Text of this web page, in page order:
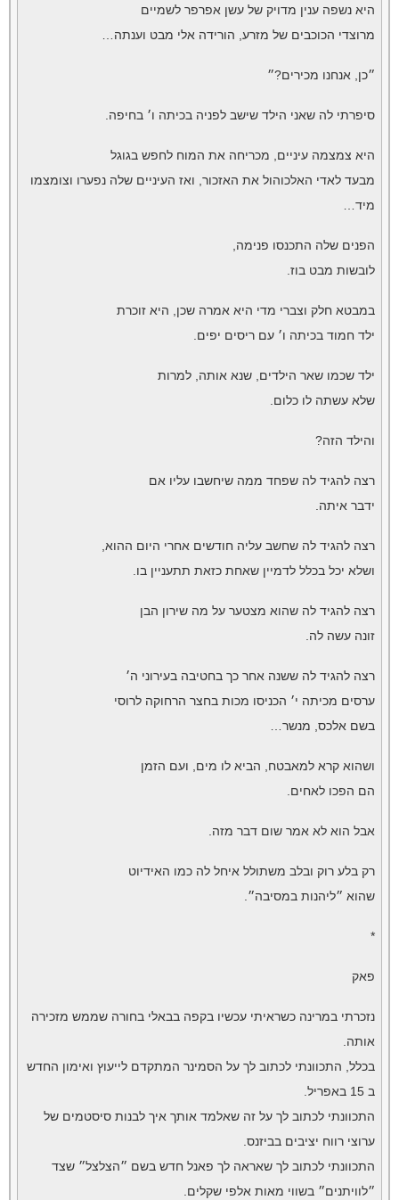
היא נשפה ענין מדויק של עשן אפרפר לשמיים
מרוצדי הכוכבים של מזרע, הורידה אלי מבט וענתה…
״כן, אנחנו מכירים?״
סיפרתי לה שאני הילד שישב לפניה בכיתה ו׳ בחיפה.
היא צמצמה עיניים, מכריחה את המוח לחפש בגוגל
מבעד לאדי האלכוהול את האזכור, ואז העיניים שלה נפערו וצומצמו
מיד…
הפנים שלה התכנסו פנימה,
לובשות מבט בוז.
במבטא חלק וצברי מדי היא אמרה שכן, היא זוכרת
ילד חמוד בכיתה ו׳ עם ריסים יפים.
ילד שכמו שאר הילדים, שנא אותה, למרות
שלא עשתה לו כלום.
והילד הזה?
רצה להגיד לה שפחד ממה שיחשבו עליו אם
ידבר איתה.
רצה להגיד לה שחשב עליה חודשים אחרי היום ההוא,
ושלא יכל בכלל לדמיין שאחת כזאת תתעניין בו.
רצה להגיד לה שהוא מצטער על מה שירון הבן
זונה עשה לה.
רצה להגיד לה ששנה אחר כך בחטיבה בעירוני ה׳
ערסים מכיתה י׳ הכניסו מכות בחצר הרחוקה לרוסי
בשם אלכס, מנשר…
ושהוא קרא למאבטח, הביא לו מים, ועם הזמן
הם הפכו לאחים.
אבל הוא לא אמר שום דבר מזה.
רק בלע רוק ובלב משתולל איחל לה כמו האידיוט
שהוא ״ליהנות במסיבה״.
*
פאק
נזכרתי במרינה כשראיתי עכשיו בקפה בבאלי בחורה שממש מזכירה
אותה.
בכלל, התכוונתי לכתוב לך על הסמינר המתקדם לייעוץ ואימון החדש
ב 15 באפריל.
התכוונתי לכתוב לך על זה שאלמד אותך איך לבנות סיסטמים של
ערוצי רווח יציבים בביזנס.
התכוונתי לכתוב לך שאראה לך פאנל חדש בשם ״הצלצל״ שצד
״לוויתנים״ בשווי מאות אלפי שקלים.